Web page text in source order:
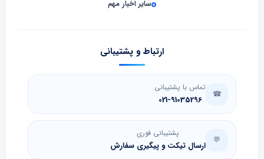
سایر اخبار مهم
ارتباط و پشتیبانی
☎
تماس با پشتیبانی
021-91035296
💬
پشتیبانی فوری
ارسال تیکت و پیگیری سفارش